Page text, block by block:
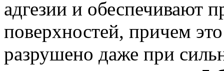
адгезии и обеспечивают
поверхностей, причем
разрушено даже при